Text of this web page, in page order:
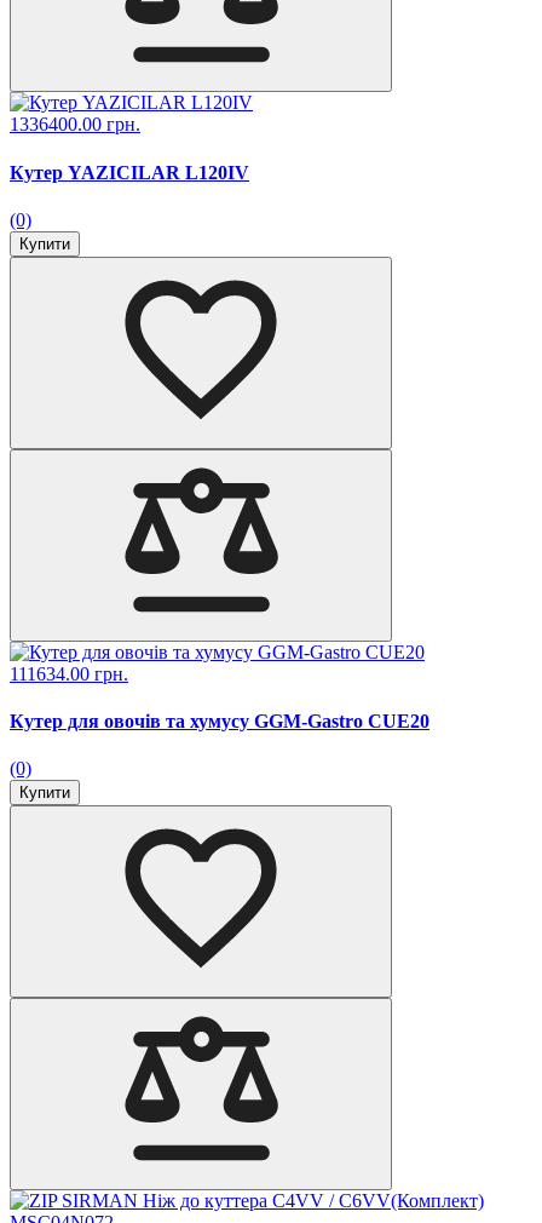
1336400.00 грн.
Кутер YAZICILAR L120IV
(0)
Купити
111634.00 грн.
Кутер для овочів та хумусу GGM-Gastro CUE20
(0)
Купити